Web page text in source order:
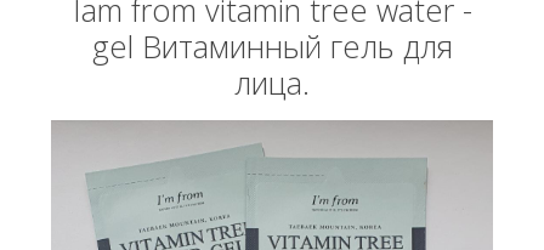
Iam from vitamin tree water -
gel Витаминный гель для
лица.